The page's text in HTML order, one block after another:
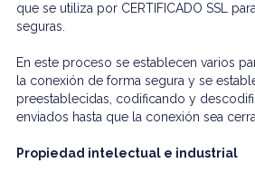
que se utiliza por CERTIFICADO SSL
seguras.
En este proceso se establecen varios
la conexión de forma segura y se
preestablecidas, codificando y
enviados hasta que la conexión sea
Propiedad intelectual e industrial